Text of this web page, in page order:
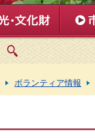
ボランティア情報